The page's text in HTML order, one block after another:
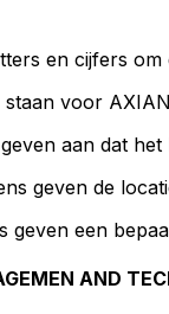
en cijfers
voor
aan dat
geven de
geven een
AND